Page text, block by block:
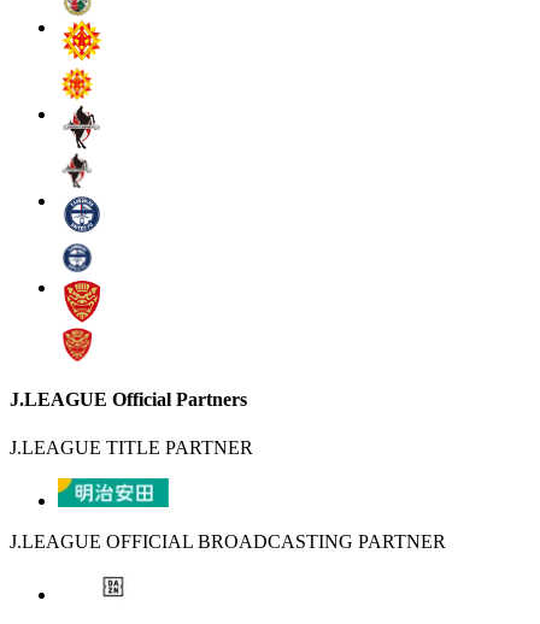
J.LEAGUE Official Partners
J.LEAGUE TITLE PARTNER
J.LEAGUE OFFICIAL BROADCASTING PARTNER